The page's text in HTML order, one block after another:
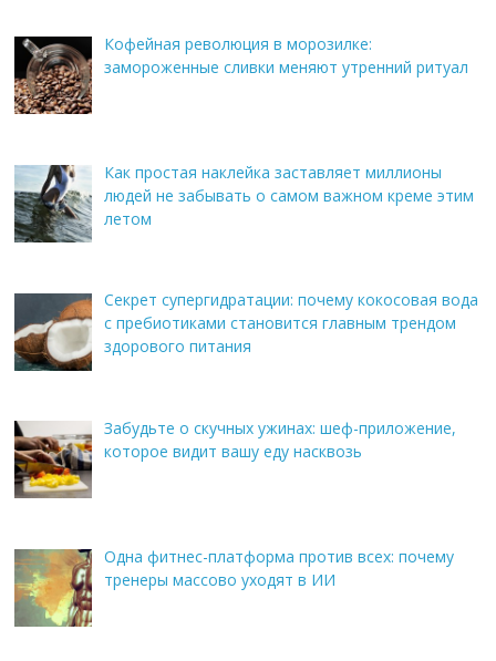
Кофейная революция в морозилке:
замороженные сливки меняют утренний ритуал
Как простая наклейка заставляет миллионы
людей не забывать о самом важном креме этим
летом
Секрет супергидратации: почему кокосовая вода
с пребиотиками становится главным трендом
здорового питания
Забудьте о скучных ужинах: шеф-приложение,
которое видит вашу еду насквозь
Одна фитнес-платформа против всех: почему
тренеры массово уходят в ИИ